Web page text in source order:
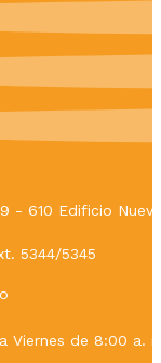
- 610 Edificio
5344/5345
Viernes de 8:00 a.